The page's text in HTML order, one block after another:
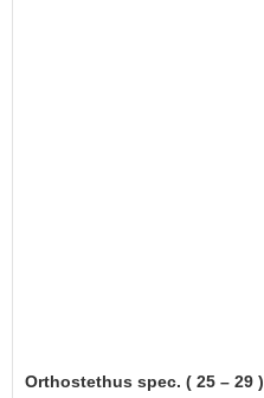
Orthostethus spec. ( 25 – 29 )